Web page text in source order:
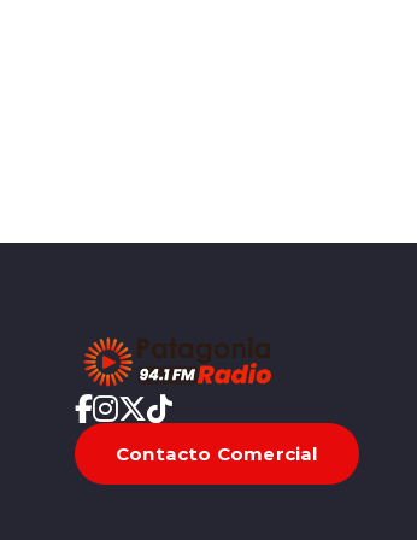
Contacto Comercial